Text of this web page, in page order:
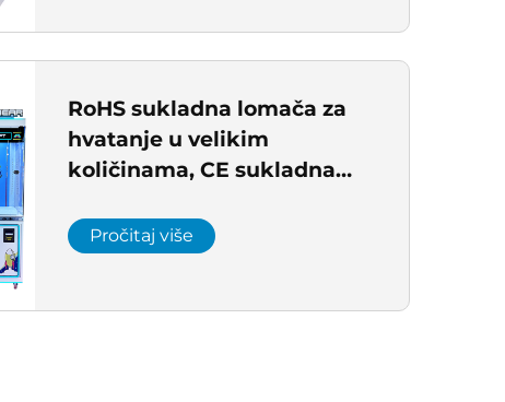
RoHS sukladna lomača za
hvatanje u velikim
količinama, CE sukladna
profesionalni proizvođač
arkađe, rješenje za
Pročitaj više